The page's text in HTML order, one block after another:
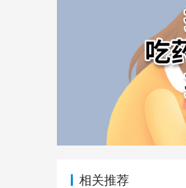
相关推荐